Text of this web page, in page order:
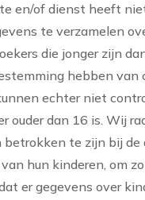
en/of dienst heeft
te verzamelen
die jonger zijn
hebben van
echter niet
ouder dan 16 is. Wij
betrokken te zijn bij de
hun kinderen, om
er gegevens over